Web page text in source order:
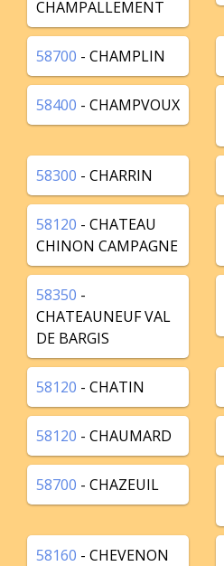
CHAMPALLEMENT
58700 - CHAMPLIN
58400 - CHAMPVOUX
58300 - CHARRIN
58120 - CHATEAU
CHINON CAMPAGNE
58350 -
CHATEAUNEUF VAL
DE BARGIS
58120 - CHATIN
58120 - CHAUMARD
58700 - CHAZEUIL
58160 - CHEVENON